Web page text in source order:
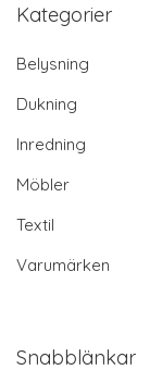
Kategorier
Belysning
Dukning
Inredning
Möbler
Textil
Varumärken
Snabblänkar